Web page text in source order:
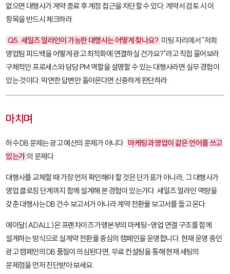
없으면 대행사가 계약 종료 후 계정 접근을 차단할 수 있다. 계약서 검토 시 이
항목을 반드시 체크하라.
Q5. 세일즈 얼라인이 가능한 대행사는 어떻게 찾나요? 미팅 자리에서 "저희
영업팀 피드백을 어떻게 광고 최적화에 연결하실 건가요?"라고 직접 물어보라.
구체적인 프로세스와 담당 PM 역할을 설명할 수 있는 대행사라면 실무 경험이
있는 것이다. 막연한 답변만 돌아온다면 신중하게 판단하라.
마치며
허수 DB 문제는 광고 예산의 문제가 아니다. 마케팅과 영업이 같은 언어를 쓰고
있는가의 문제다.
대행사를 교체할 때 가장 먼저 확인해야 할 것은 단가표가 아니라, 그 대행사가
영업 클로징 단계까지 함께 설계해 본 경험이 있는가다. 세일즈 얼라인 역량을
갖춘 대행사는 DB 건수 보고서가 아니라 계약 전환율 보고서를 들고 온다.
에이달(ADALL)은 프랜차이즈 가맹본부의 마케팅-영업 연결 구조를 함께
설계하는 방식으로 실계약 전환율 중심의 캠페인을 운영합니다. 현재 운영 중인
광고 캠페인의 DB 품질이 의심된다면, 무료 컨설팅을 통해 현재 세팅의
문제점을 먼저 진단받아 보세요.